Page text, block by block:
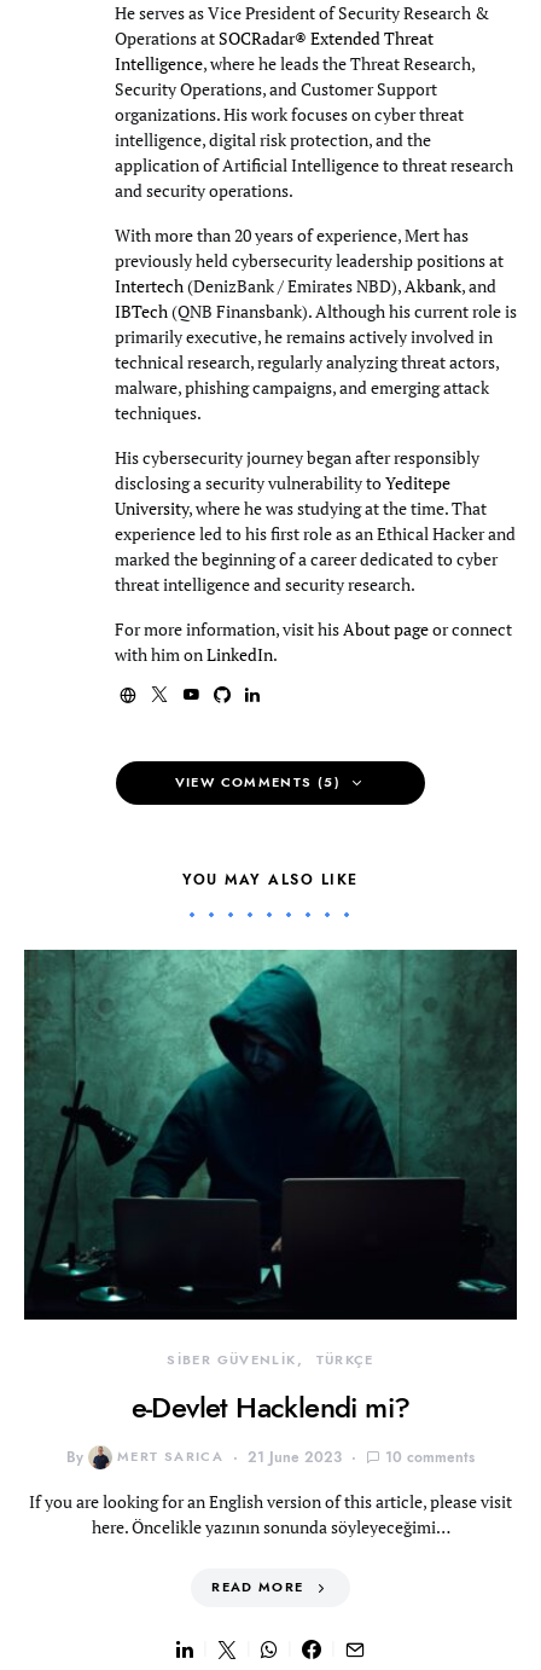
He serves as Vice President of Security Research &
Operations atSOCRadar® Extended Threat
Intelligence, where he leads the Threat Research,
Security Operations, and Customer Support
organizations. His work focuses on cyber threat
intelligence, digital risk protection, and the
application of Artificial Intelligence to threat research
and security operations.
With more than 20 years of experience, Mert has
previously held cybersecurity leadership positions at
Intertech(DenizBank / Emirates NBD),Akbank, and
IBTech(QNB Finansbank). Although his current role is
primarily executive, he remains actively involved in
technical research, regularly analyzing threat actors,
malware, phishing campaigns, and emerging attack
techniques.
His cybersecurity journey began after responsibly
disclosing a security vulnerability toYeditepe
University, where he was studying at the time. That
experience led to his first role as an Ethical Hacker and
marked the beginning of a career dedicated to cyber
threat intelligence and security research.
For more information, visit hisAbout pageor connect
with him onLinkedIn.
VIEW COMMENTS (5)
YOU MAY ALSO LIKE
SİBER GÜVENLİK TÜRKÇE
e-Devlet Hacklendi mi?
By MERT SARICA 21 June 2023 10 comments
If you are looking for an English version of this article, please visit
here. Öncelikle yazının sonunda söyleyeceğimi…
READ MORE